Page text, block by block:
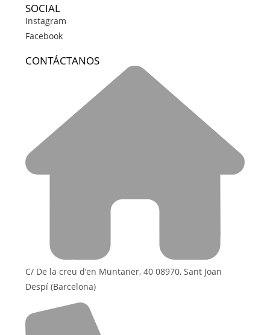
SOCIAL
Instagram
Facebook
CONTÁCTANOS
C/ De la creu d’en Muntaner, 40 08970, Sant Joan
Despí (Barcelona)